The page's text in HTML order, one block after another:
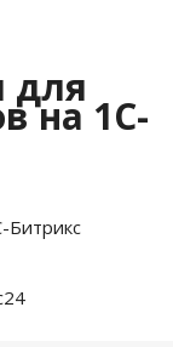
для
на 1С-